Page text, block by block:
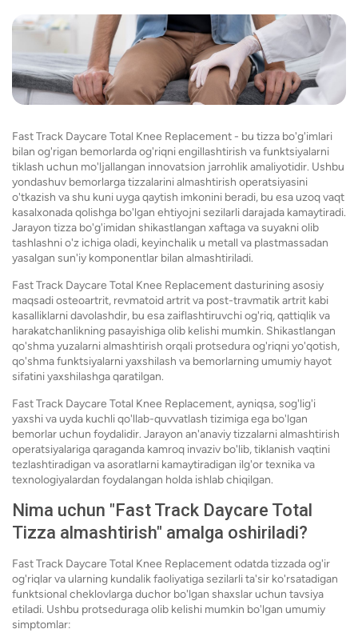
Fast Track Daycare Total Knee Replacement - bu tizza bo'g'imlari
bilan og'rigan bemorlarda og'riqni engillashtirish va funktsiyalarni
tiklash uchun mo'ljallangan innovatsion jarrohlik amaliyotidir. Ushbu
yondashuv bemorlarga tizzalarini almashtirish operatsiyasini
o'tkazish va shu kuni uyga qaytish imkonini beradi, bu esa uzoq vaqt
kasalxonada qolishga bo'lgan ehtiyojni sezilarli darajada kamaytiradi.
Jarayon tizza bo'g'imidan shikastlangan xaftaga va suyakni olib
tashlashni o'z ichiga oladi, keyinchalik u metall va plastmassadan
yasalgan sun'iy komponentlar bilan almashtiriladi.
Fast Track Daycare Total Knee Replacement dasturining asosiy
maqsadi osteoartrit, revmatoid artrit va post-travmatik artrit kabi
kasalliklarni davolashdir, bu esa zaiflashtiruvchi og'riq, qattiqlik va
harakatchanlikning pasayishiga olib kelishi mumkin. Shikastlangan
qo'shma yuzalarni almashtirish orqali protsedura og'riqni yo'qotish,
qo'shma funktsiyalarni yaxshilash va bemorlarning umumiy hayot
sifatini yaxshilashga qaratilgan.
Fast Track Daycare Total Knee Replacement, ayniqsa, sog'lig'i
yaxshi va uyda kuchli qo'llab-quvvatlash tizimiga ega bo'lgan
bemorlar uchun foydalidir. Jarayon an'anaviy tizzalarni almashtirish
operatsiyalariga qaraganda kamroq invaziv bo'lib, tiklanish vaqtini
tezlashtiradigan va asoratlarni kamaytiradigan ilg'or texnika va
texnologiyalardan foydalangan holda ishlab chiqilgan.
Nima uchun "Fast Track Daycare Total
Tizza almashtirish" amalga oshiriladi?
Fast Track Daycare Total Knee Replacement odatda tizzada og'ir
og'riqlar va ularning kundalik faoliyatiga sezilarli ta'sir ko'rsatadigan
funktsional cheklovlarga duchor bo'lgan shaxslar uchun tavsiya
etiladi. Ushbu protseduraga olib kelishi mumkin bo'lgan umumiy
simptomlar: